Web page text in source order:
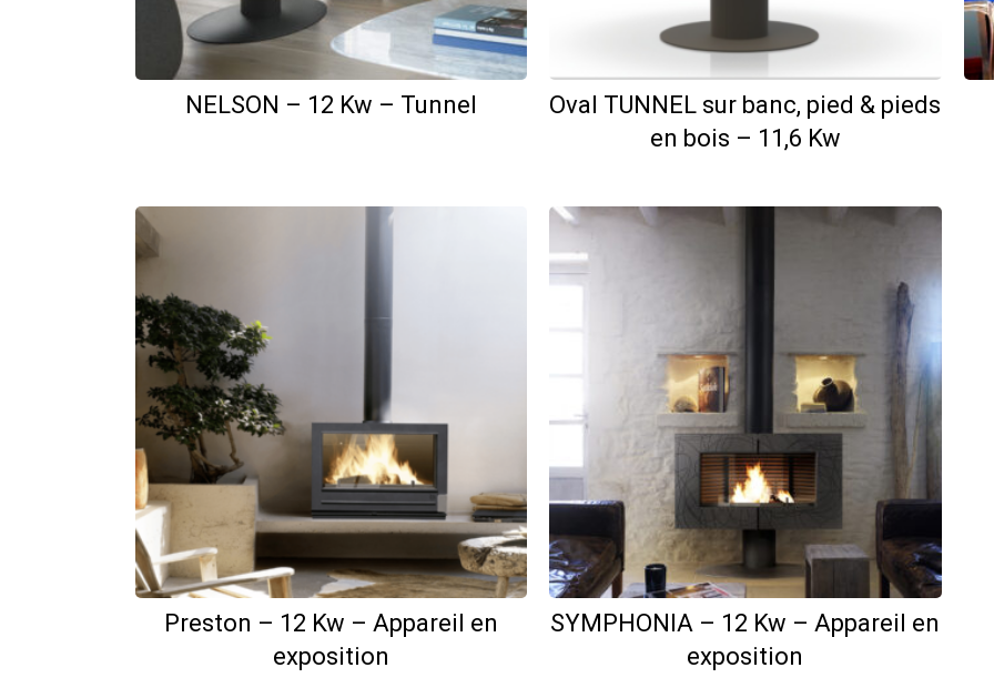
NELSON – 12 Kw – Tunnel
Oval TUNNEL sur banc, pied & pieds
en bois – 11,6 Kw
Preston – 12 Kw – Appareil en
exposition
SYMPHONIA – 12 Kw – Appareil en
exposition